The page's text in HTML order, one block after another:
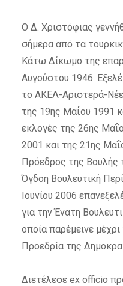
Ο Δ. Χριστόφιας
σήμερα από τα
Kάτω Δίκωμο της
Αυγούστου 1946.
το ΑΚΕΛ-Αριστερά-
της 19ης Μαΐου 1991
εκλογές της 26ης
2001 και της 21ης
Πρόεδρος της Βουλής
Όγδοη Βουλευτική
Ιουνίου 2006
για την Ένατη
οποία παρέμεινε
Προεδρία της
Διετέλεσε ex officio